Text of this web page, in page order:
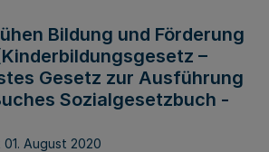
Bildung und Förderung
–
Gesetz zur Ausführung
Sozialgesetzbuch -
01. August 2020